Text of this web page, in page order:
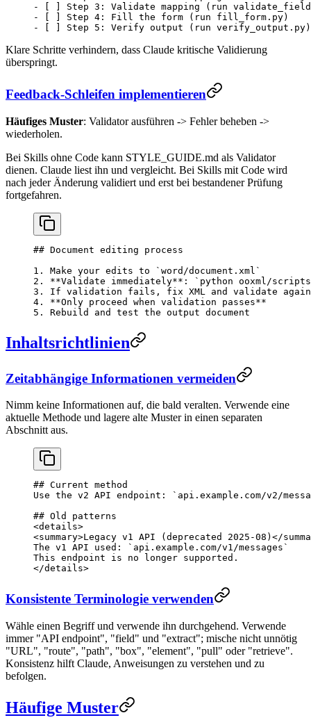
-
[ ] Step 3: Validate mapping (run
-
[ ] Step 4: Fill the form (run fill_form.py)
-
[ ] Step 5: Verify output (run verify_output.py)
Klare Schritte verhindern, dass Claude kritische Validierung
überspringt.
Feedback-Schleifen implementieren
Häufiges Muster: Validator ausführen -> Fehler beheben ->
wiederholen.
Bei Skills ohne Code kann STYLE_GUIDE.md als Validator
dienen. Claude liest ihn und vergleicht. Bei Skills mit Code wird
nach jeder Änderung validiert und erst bei bestandener Prüfung
fortgefahren.
## Document editing process
1.
Make your edits to
`word/document.xml`
2.
**Validate immediately** :
`python ooxml/
3.
If validation fails, fix XML and validate again
4.
**Only proceed when validation passes**
5.
Rebuild and test the output document
Inhaltsrichtlinien
Zeitabhängige Informationen vermeiden
Nimm keine Informationen auf, die bald veralten. Verwende eine
aktuelle Methode und lagere alte Muster in einen separaten
Abschnitt aus.
## Current method
Use the v2 API endpoint:
`api.example.com/v2/
## Old patterns
<details>
<summary>Legacy v1 API (deprecated 2025-08)</
The v1 API used:
`api.example.com/v1/messages`
This endpoint is no longer supported.
</details>
Konsistente Terminologie verwenden
Wähle einen Begriff und verwende ihn durchgehend. Verwende
immer "API endpoint", "field" und "extract"; mische nicht unnötig
"URL", "route", "path", "box", "element", "pull" oder "retrieve".
Konsistenz hilft Claude, Anweisungen zu verstehen und zu
befolgen.
Häufige Muster